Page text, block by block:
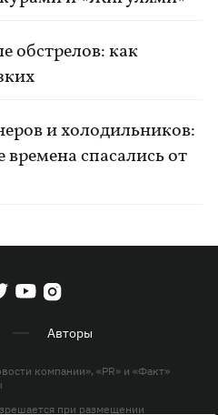
обстрелов: как
и холодильников:
спасались от
Авторы
компании», «PR» и «Факт»
при размещении